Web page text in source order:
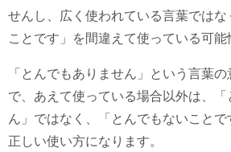
せんし、広く使われている言葉では
ことです」を間違えて使っている可能
「とんでもありません」という言葉
で、あえて使っている場合以外は、
ん」ではなく、「とんでもないこと
正しい使い方になります。